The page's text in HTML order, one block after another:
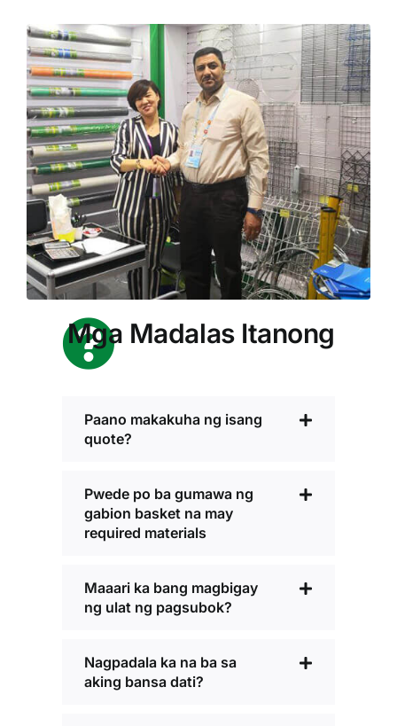
Mga Madalas Itanong
Paano makakuha ng isang
quote?
Pwede po ba gumawa ng
gabion basket na may
required materials
Maaari ka bang magbigay
ng ulat ng pagsubok?
Nagpadala ka na ba sa
aking bansa dati?